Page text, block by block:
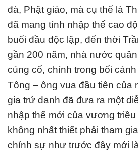
đà, Phật giáo, mà cụ thể là
đã mang tính nhập thế cao
buổi đầu độc lập, đến thời
gần 200 năm, nhà nước
củng cố, chính trong bối
Tông – ông vua đầu tiên của
gia trứ danh đã đưa ra một
nhập thế mới của vương
không nhất thiết phải tham
chính sự như trước đây mới